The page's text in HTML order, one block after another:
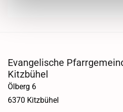
Evangelische
Kitzbühel
Ölberg 6
6370 Kitzbühel